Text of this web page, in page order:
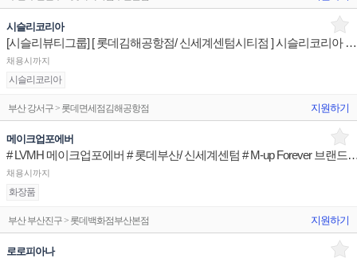
시슬리코리아
[시슬리뷰티그룹] [ 롯데김해공항점/ 신세계센텀시티점 ] 시슬리코리아 제품디스플레이 매장판매사원
채용시까지
시슬리코리아
부산 강서구 > 롯데면세점김해공항점 지원하기
메이크업포에버
# LVMH 메이크업포에버 # 롯데부산/ 신세계
채용시까지
화장품
부산 부산진구 > 롯데백화점부산본점 지원하기
로로피아나